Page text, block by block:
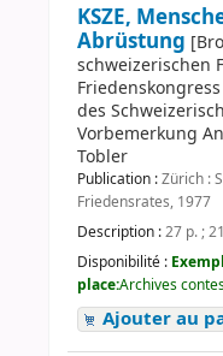
KSZE,
Abrüstung
schweizerischen
des
Vorbemerkung
Tobler
Publication :Zürich :
Friedensrates, 1977
Description :27 p. ;
Disponibilité :
place:Archives
Ajouter au